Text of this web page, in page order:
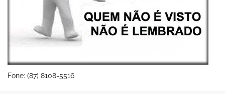
Fone: (87) 8108-5516